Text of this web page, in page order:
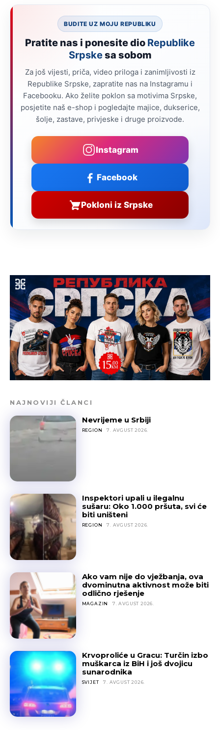
BUDITE UZ MOJU REPUBLIKU
Pratite nas i ponesite dio Republike
Srpskesa sobom
Za još vijesti, priča, video priloga i zanimljivosti iz
Republike Srpske, zapratite nas na Instagramu i
Facebooku. Ako želite poklon sa motivima Srpske,
posjetite naš e-shop i pogledajte majice, dukserice,
šolje, zastave, privjeske i druge proizvode.
Instagram
Facebook
Pokloni iz Srpske
NAJNOVIJI ČLANCI
Nevrijeme u Srbiji
REGION 7. AVGUST 2026.
Inspektori upali u ilegalnu
sušaru: Oko 1.000 pršuta, svi će
biti uništeni
REGION 7. AVGUST 2026.
Ako vam nije do vježbanja, ova
dvominutna aktivnost može biti
odlično rješenje
MAGAZIN 7. AVGUST 2026.
Krvoproliće u Gracu: Turčin izbo
muškarca iz BiH i još dvojicu
sunarodnika
SVIJET 7. AVGUST 2026.